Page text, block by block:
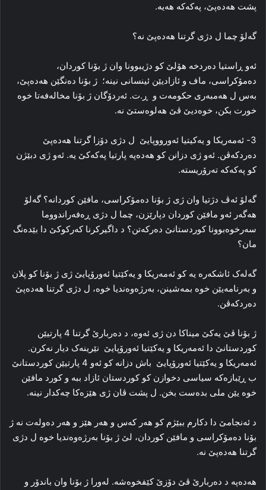
پشت ھەدەپێ، پەکەکە هه‌یه‌.
گه‌لۆ چما ل دژی گرتنا ھەدەپێ نه‌؟
ئه‌و ڕاستیا ده‌ردخه‌ هۆلێ کو دژیبوونا وان ژ بۆنا کوردان،
ده‌مۆکراسی، ماف و ئازادیێن ئینسانی نینه‌؛ ژ بۆنا ده‌نگێن ھەدەپێ،
به‌س ل هه‌مبه‌ری حكومه‌ت و ڕ.ت. ئه‌ردۆگان ژ بۆنا مخاله‌فه‌تا خوه‌
خورت بکن، خوه‌دیێ ڤێ هه‌لوه‌ستێ نه‌.
3- ئه‌مه‌ریکا و یه‌کیتیا ئه‌ورووپایێ ل دژی دۆزا گرتنا ھەدەپێ
ده‌ردکه‌ڤن‌. ئه‌و ژی دزانن کو ھەدەپە پارتیا پەکەکێ یه‌. ئه‌و ژی دبێژن
کو پەکەکە ته‌رۆریسته‌.
گه‌لۆ ئه‌ڤ دژتیا وان ژی ژ بۆنا ده‌مۆکراسی، مافێن کوردانه‌؟ گه‌لۆ
هه‌گه‌ر ئه‌و مافێن کوردان دپارێزن، چما ل دژی ڕه‌فه‌راندووما
سه‌رخوه‌بوونا کوردستانێ ده‌رکه‌تن؟ د داگیركرنا که‌رکوکێ دا‌ بێده‌نگ
مان؟
گه‌له‌ک ئاشکه‌ره‌ یه‌ کو ئه‌مه‌ریکا و یەكێتیا ئەورۆپایێ ژی ژ بۆنا کو پلان
و به‌رنامه‌یێن خوه‌ بمه‌شینن، به‌رژه‌وه‌ندیا خوه‌، ل دژی گرتنا ھەدەپێ
ده‌ردکه‌ڤن.
ژ بۆنا ڤێ یه‌کێ میناکا دن ژی ئه‌وه‌، د ده‌ربارێ گرتنا 4 پارتیێن
کوردستانێ دا‌ ئه‌مه‌ریکا و یەكێتیا ئەورۆپایێ ‌ نێرینه‌ک دیار نه‌کرن.
ئه‌مه‌ریکا و یەكێتیا ئەورۆپایێ ‌ باش دزانه‌ کو ئه‌و 4 پارتیێن کوردستانێ
ب ڕێبازه‌که‌ سیاسی دخوازن کو کوردستان ئازاد ببه‌ و کورد مافێن
خوه‌ یێن ملی بدەست بخن. ل پشت ڤان ژی هێزه‌کا چه‌کدار نینە.
د ئه‌نجامێ دا دکارم ببێژم کو هه‌ر که‌س و هه‌ر هێز و هه‌ر ده‌وله‌ت نه ژ
بۆنا ده‌مۆکراسی و مافێن کوردان، لێ ژ بۆنا به‌رژه‌وه‌ندیا خوه‌ ل دژی
گرتنا ھەدەپێ نه‌.
ھەدەپە د ده‌ربارێ ڤێ دۆزێ کێفخوه‌شه‌. له‌ورا ژ بۆنا وان باندۆر و